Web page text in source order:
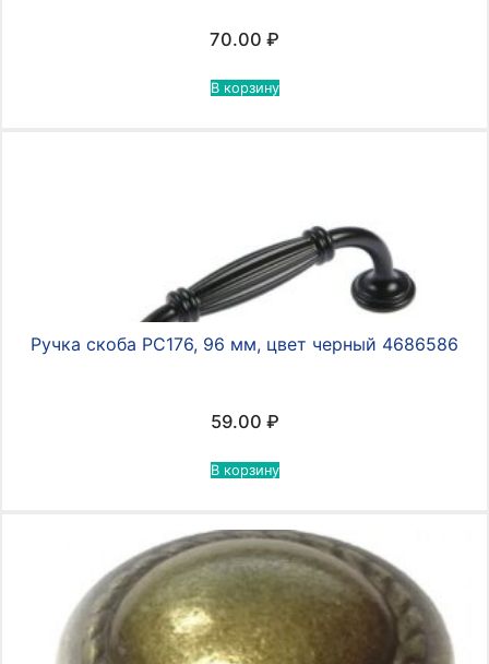
70.00 ₽
В корзину
Ручка скоба PC176, 96 мм, цвет черный 4686586
59.00 ₽
В корзину